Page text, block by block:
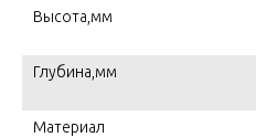
Высота,мм
Глубина,мм
Материал